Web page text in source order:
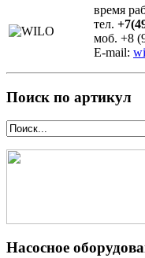
время
тел.
моб. +8
E-mail:
Поиск по артикул
Насосное